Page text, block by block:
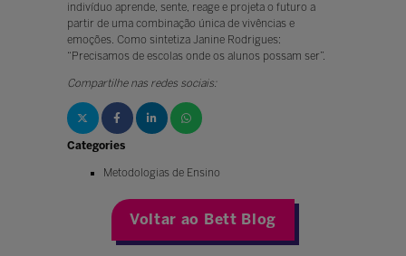
indivíduo aprende, sente, reage e projeta o futuro a
partir de uma combinação única de vivências e
emoções. Como sintetiza Janine Rodrigues:
“Precisamos de escolas onde os alunos possam ser”.
Compartilhe nas redes sociais:
Categories
Metodologias de Ensino
Voltar ao Bett Blog